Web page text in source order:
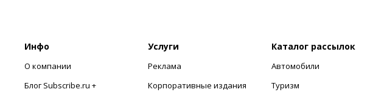
Инфо
О компании
Блог Subscribe.ru +
Услуги
Реклама
Корпоративные издания
Каталог рассылок
Автомобили
Туризм